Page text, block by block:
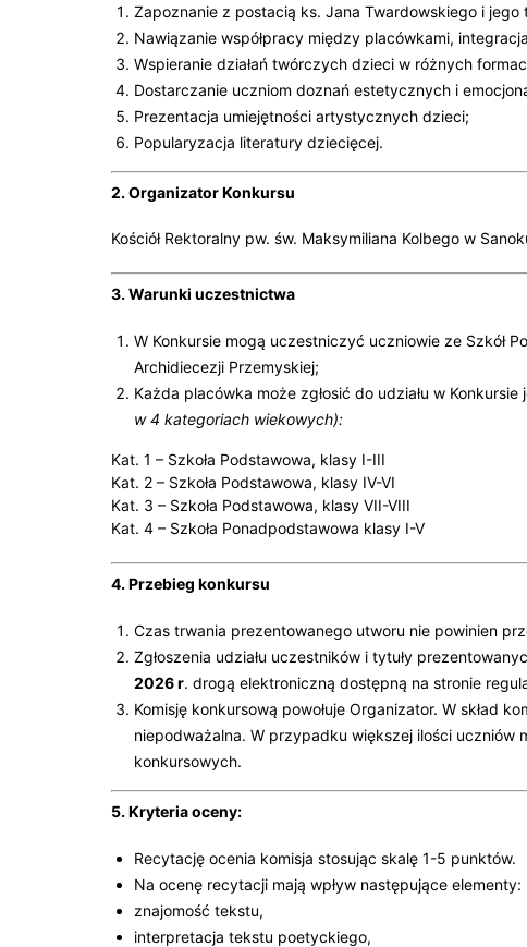
Zapoznanie z postacią ks. Jana Twardowskiego i jego
Nawiązanie współpracy między placówkami,
Wspieranie działań twórczych dzieci w różnych
Dostarczanie uczniom doznań estetycznych i
Prezentacja umiejętności artystycznych dzieci;
Popularyzacja literatury dziecięcej.
2. Organizator Konkursu
Kościół Rektoralny pw. św. Maksymiliana Kolbego w
3. Warunki uczestnictwa
W Konkursie mogą uczestniczyć uczniowie ze Szkół
Archidiecezji Przemyskiej;
Każda placówka może zgłosić do udziału w
w 4 kategoriach wiekowych):
Kat. 1 – Szkoła Podstawowa, klasy I-III
Kat. 2 – Szkoła Podstawowa, klasy IV-VI
Kat. 3 – Szkoła Podstawowa, klasy VII-VIII
Kat. 4 – Szkoła Ponadpodstawowa klasy I-V
4. Przebieg konkursu
Czas trwania prezentowanego utworu nie powinien
Zgłoszenia udziału uczestników i tytuły
2026 r. drogą elektroniczną dostępną na stronie
Komisję konkursową powołuje Organizator. W skład
niepodważalna. W przypadku większej ilości uczniów
konkursowych.
5. Kryteria oceny:
Recytację ocenia komisja stosując skalę 1-5 punktów.
Na ocenę recytacji mają wpływ następujące elementy:
znajomość tekstu,
interpretacja tekstu poetyckiego,